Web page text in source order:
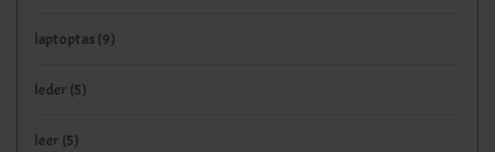
laptoptas (9)
leder (5)
leer (5)